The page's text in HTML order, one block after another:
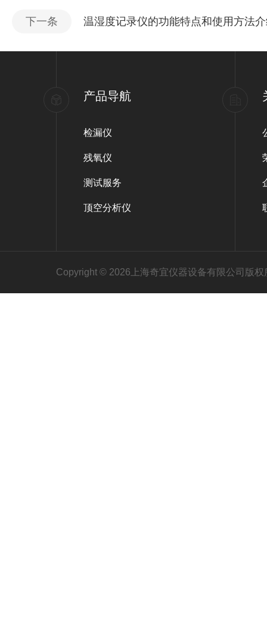
下一条 温湿度记录仪的功能特点和使用方法
产品导航
检漏仪
残氧仪
测试服务
顶空分析仪
Copyright © 2026上海奇宜仪器设备有限公司版